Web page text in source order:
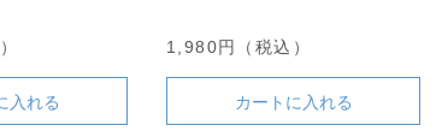
入れる
1,980円（税込）
カートに入れる